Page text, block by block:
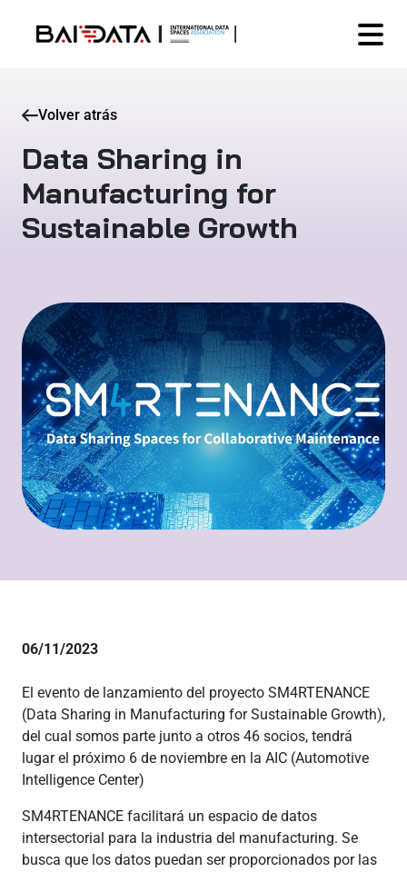
Volver atrás
Data Sharing in
Manufacturing for
Sustainable Growth
06/11/2023
El evento de lanzamiento del proyecto SM4RTENANCE
(Data Sharing in Manufacturing for Sustainable Growth),
del cual somos parte junto a otros 46 socios, tendrá
lugar el próximo 6 de noviembre en la AIC (Automotive
Intelligence Center)
SM4RTENANCE facilitará un espacio de datos
intersectorial para la industria del manufacturing. Se
busca que los datos puedan ser proporcionados por las